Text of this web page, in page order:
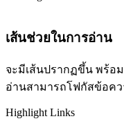
เส้นช่วยในการอ่าน
จะมีเส้นปรากฏขึ้น พร้อ
อ่านสามารถโฟกัสข้อค
Highlight Links